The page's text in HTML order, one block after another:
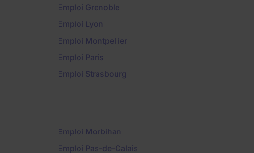
Emploi Grenoble
Emploi Lyon
Emploi Montpellier
Emploi Paris
Emploi Strasbourg
Emploi Morbihan
Emploi Pas-de-Calais